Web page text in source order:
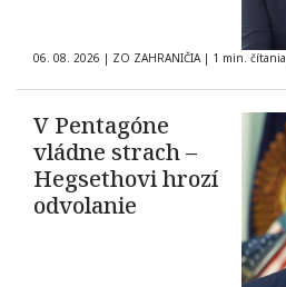
06. 08. 2026 | ZO ZAHRANIČIA | 1 min. čítania
V Pentagóne
vládne strach –
Hegsethovi hrozí
odvolanie